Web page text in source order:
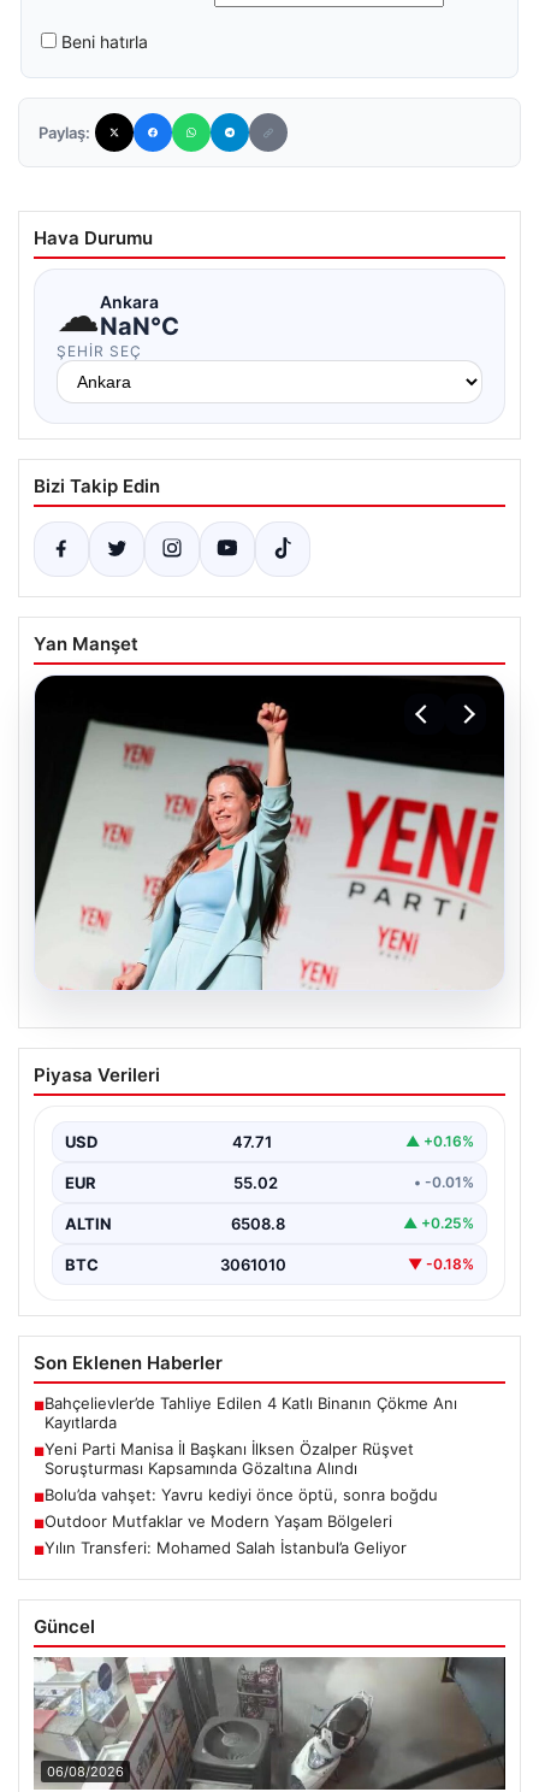
Beni hatırla
Paylaş:
Hava Durumu
☁Ankara
NaN°C
ŞEHIR SEÇ
Bizi Takip Edin
Yan Manşet
Yeni Parti Manisa İl Başkanı İlksen
Özalper Rüşvet Soruşturması
Manisa'da yürütülen önemli bir rüşvet soruşturmasında
Piyasa Verileri
USD 47.71 ▲ +0.16%
EUR 55.02 • -0.01%
ALTIN 6508.8 ▲ +0.25%
BTC 3061010 ▼ -0.18%
Son Eklenen Haberler
■Bahçelievler’de Tahliye Edilen 4 Katlı Binanın Çökme Anı
Kayıtlarda
■Yeni Parti Manisa İl Başkanı İlksen Özalper Rüşvet
Soruşturması Kapsamında Gözaltına Alındı
■Bolu’da vahşet: Yavru kediyi önce öptü, sonra boğdu
■Outdoor Mutfaklar ve Modern Yaşam Bölgeleri
■Yılın Transferi: Mohamed Salah İstanbul’a Geliyor
Güncel
06/08/2026